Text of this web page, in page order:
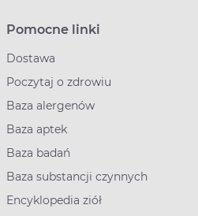
Pomocne linki
Dostawa
Poczytaj o zdrowiu
Baza alergenów
Baza aptek
Baza badań
Baza substancji czynnych
Encyklopedia ziół